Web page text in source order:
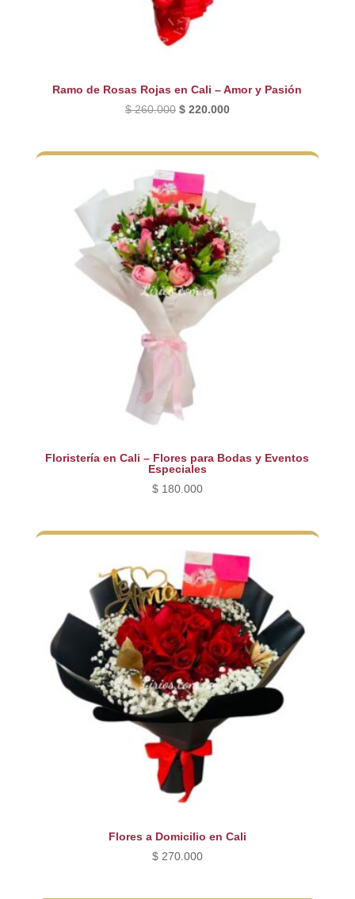
Ramo de Rosas Rojas en Cali – Amor y Pasión
$260.000 El
$ 260.000.
$220.000El
Floristería en Cali – Flores para Bodas y Eventos
Especiales
$180.000
Flores a Domicilio en Cali
$270.000